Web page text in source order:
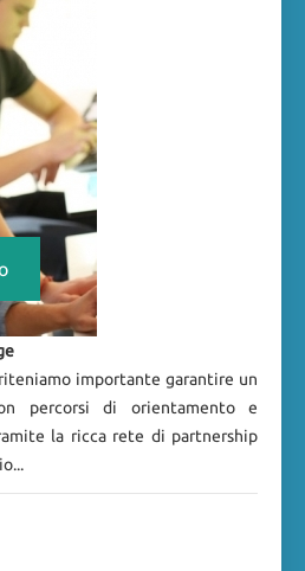
importante garantire un
percorsi di orientamento e
la ricca rete di partnership